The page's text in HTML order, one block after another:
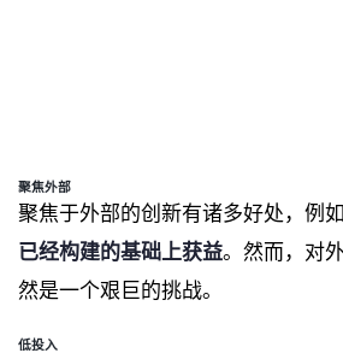
聚焦外部
聚焦于外部的创新有诸多好处，例如
已经构建的基础上获益。然而，对
然是一个艰巨的挑战。
低投入